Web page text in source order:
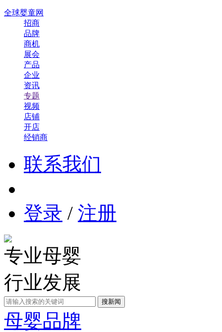
全球婴童网
招商
品牌
商机
展会
产品
企业
资讯
专题
视频
店铺
开店
经销商
联系我们
登录 / 注册
专业母婴
行业发展
母婴品牌